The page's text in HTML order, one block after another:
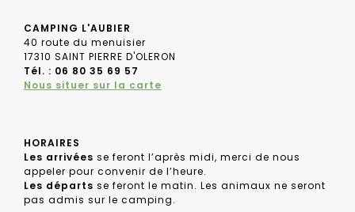
CAMPING L'AUBIER
40 route du menuisier
17310 SAINT PIERRE D'OLERON
Tél. : 06 80 35 69 57
Nous situer sur la carte
HORAIRES
Les arrivées se feront l’après midi, merci de nous
appeler pour convenir de l’heure.
Les départs se feront le matin. Les animaux ne seront
pas admis sur le camping.